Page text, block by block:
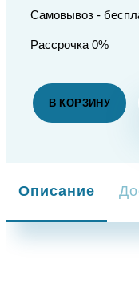
Самовывоз -
Рассрочка 0%
В КОРЗИНУ
Описание